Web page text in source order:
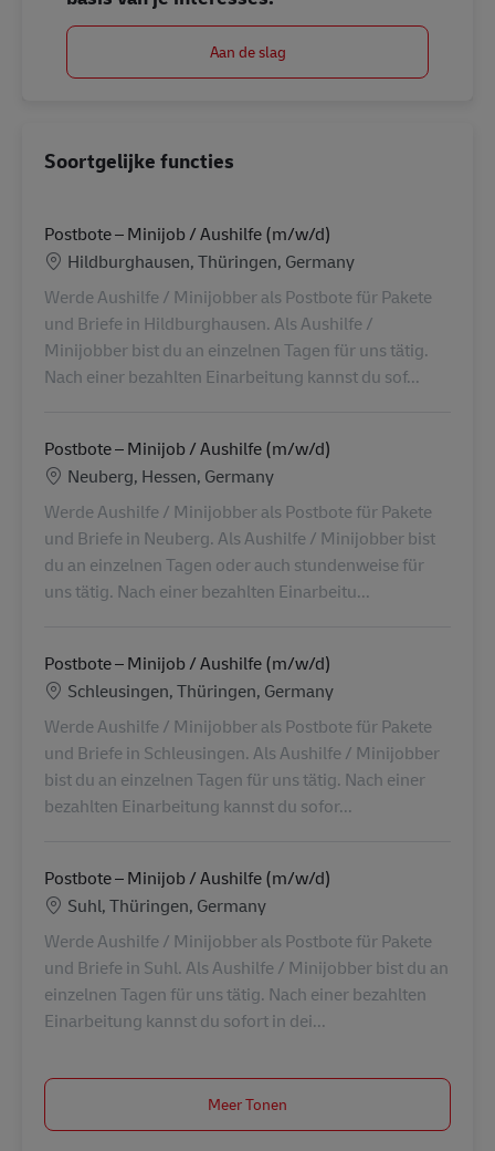
Aan de slag
Soortgelijke functies
Postbote – Minijob / Aushilfe (m/w/d)
Locatie
Hildburghausen, Thüringen, Germany
Werde Aushilfe / Minijobber als Postbote für Pakete
und Briefe in Hildburghausen. Als Aushilfe /
Minijobber bist du an einzelnen Tagen für uns tätig.
Nach einer bezahlten Einarbeitung kannst du sof...
Postbote – Minijob / Aushilfe (m/w/d)
Locatie
Neuberg, Hessen, Germany
Werde Aushilfe / Minijobber als Postbote für Pakete
und Briefe in Neuberg. Als Aushilfe / Minijobber bist
du an einzelnen Tagen oder auch stundenweise für
uns tätig. Nach einer bezahlten Einarbeitu...
Postbote – Minijob / Aushilfe (m/w/d)
Locatie
Schleusingen, Thüringen, Germany
Werde Aushilfe / Minijobber als Postbote für Pakete
und Briefe in Schleusingen. Als Aushilfe / Minijobber
bist du an einzelnen Tagen für uns tätig. Nach einer
bezahlten Einarbeitung kannst du sofor...
Postbote – Minijob / Aushilfe (m/w/d)
Locatie
Suhl, Thüringen, Germany
Werde Aushilfe / Minijobber als Postbote für Pakete
und Briefe in Suhl. Als Aushilfe / Minijobber bist du an
einzelnen Tagen für uns tätig. Nach einer bezahlten
Einarbeitung kannst du sofort in dei...
Meer Tonen